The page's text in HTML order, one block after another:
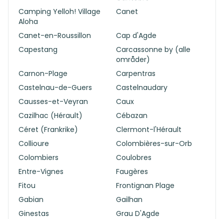
Camping Yelloh! Village
Aloha
Canet
Canet-en-Roussillon
Cap d'Agde
Capestang
Carcassonne by (alle
områder)
Carnon-Plage
Carpentras
Castelnau-de-Guers
Castelnaudary
Causses-et-Veyran
Caux
Cazilhac (Hérault)
Cébazan
Céret (Frankrike)
Clermont-l'Hérault
Collioure
Colombières-sur-Orb
Colombiers
Coulobres
Entre-Vignes
Faugères
Fitou
Frontignan Plage
Gabian
Gailhan
Ginestas
Grau D'Agde